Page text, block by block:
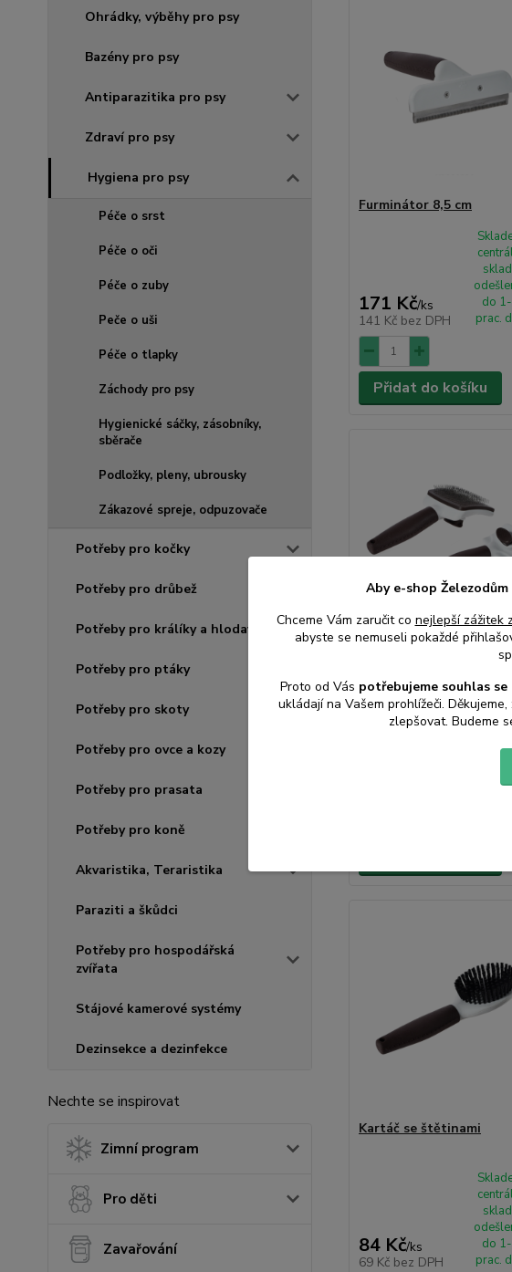
Ohrádky, výběhy pro psy
Bazény pro psy
Antiparazitika pro psy
Zdraví pro psy
Hygiena pro psy
Péče o srst
Péče o oči
Péče o zuby
Peče o uši
Péče o tlapky
Záchody pro psy
Hygienické sáčky, zásobníky,
sběrače
Podložky, pleny, ubrousky
Zákazové spreje, odpuzovače
Potřeby pro kočky
Potřeby pro drůbež
Potřeby pro králíky a hlodavce
Potřeby pro ptáky
Potřeby pro skoty
Potřeby pro ovce a kozy
Potřeby pro prasata
Potřeby pro koně
Akvaristika, Teraristika
Paraziti a škůdci
Potřeby pro hospodářská
zvířata
Stájové kamerové systémy
Dezinsekce a dezinfekce
Nechte se inspirovat
Zimní program
Pro děti
Zavařování
Furminátor 8,5 cm
171 Kč/ks
141 Kč bez DPH
do
prac.
Přidat do košíku
prac.
Kartáč se štětinami
84 Kč/ks
69 Kč bez DPH
do
prac.
Aby e-shop
Chceme Vám zaručit co nejlepší zážitek
abyste se nemuseli pokaždé
Proto od Vás potřebujeme souhlas se
ukládají na Vašem prohlížeči.
zlepšovat. Budeme